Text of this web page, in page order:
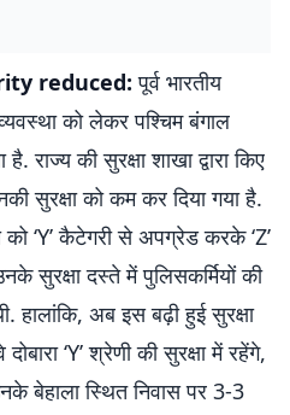
reduced: पूर्व भारतीय
को लेकर पश्चिम बंगाल
की सुरक्षा शाखा द्वारा किए
सुरक्षा को कम कर दिया गया है.
‘Y’ कैटेगरी से अपग्रेड करके ‘Z’
सुरक्षा दस्ते में पुलिसकर्मियों की
अब इस बढ़ी हुई सुरक्षा
‘Y’ श्रेणी की सुरक्षा में रहेंगे,
स्थित निवास पर 3-3